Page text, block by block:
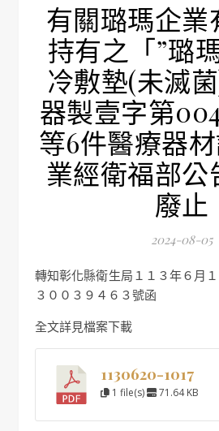
有關璐瑪企業
持有之「”璐
冷敷墊(未滅
器製壹字第
等6件醫療器材
業經衛福部公
廢止
2024-08-05
轉知彰化縣衛生局１１３年６月１７日彰衛藥字第１１
３００３９４６３號函
全文詳見檔案下載
1130620-1017
1 file(s) 71.64 KB